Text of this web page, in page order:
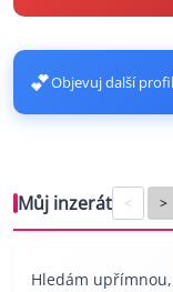
💕Objevuj další
Můj inzerát < >
Hledám